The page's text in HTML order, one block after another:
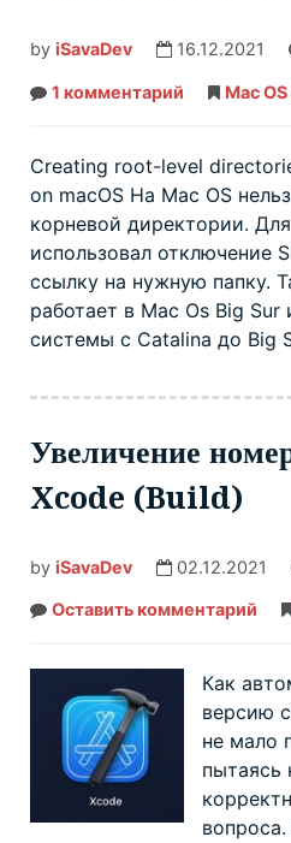
by iSavaDev 16.12.2021
1 комментарий
директорий
через
ссылки
Mac
Mac OS
Creating root-level
on macOS На Mac OS
корневой директории.
использовал отключение
ссылку на нужную папку.
работает в Mac Os Big Sur
системы с Catalina до Big
Увеличение
Xcode (Build)
by iSavaDev 02.12.2021
Оставить комментарий
Как
версию
не мало
пытаясь